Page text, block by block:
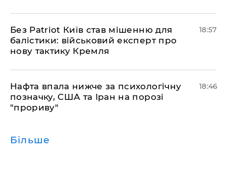
​Без Patriot Київ став мішенню для
балістики: військовий експерт про
нову тактику Кремля
18:57
​Нафта впала нижче за психологічну
позначку, США та Іран на порозі
"прориву"
18:46
Більше